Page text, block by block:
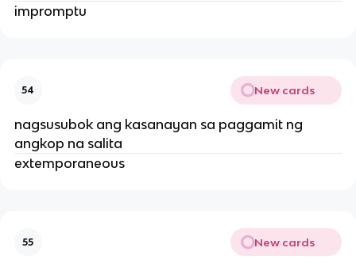
impromptu
54 New cards
nagsusubok ang kasanayan sa paggamit ng
angkop na salita
extemporaneous
55 New cards